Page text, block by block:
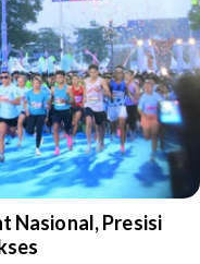
Nasional, Presisi